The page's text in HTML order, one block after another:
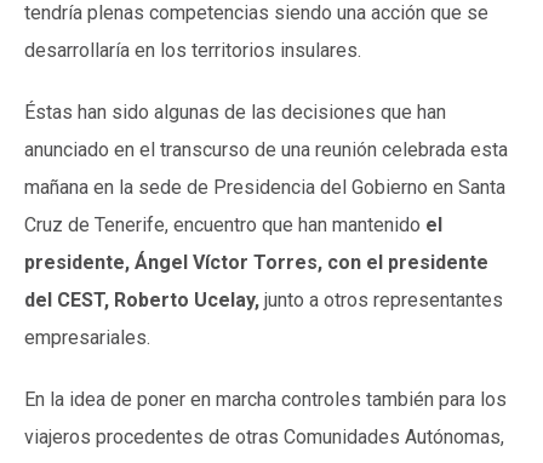
tendría plenas competencias siendo una acción que se
desarrollaría en los territorios insulares.
Éstas han sido algunas de las decisiones que han
anunciado en el transcurso de una reunión celebrada esta
mañana en la sede de Presidencia del Gobierno en Santa
Cruz de Tenerife, encuentro que han mantenido el
presidente, Ángel Víctor Torres, con el presidente
del CEST, Roberto Ucelay, junto a otros representantes
empresariales.
En la idea de poner en marcha controles también para los
viajeros procedentes de otras Comunidades Autónomas,